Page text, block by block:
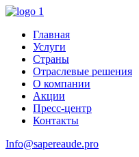
Главная
Услуги
Страны
Отраслевые решения
О компании
Акции
Пресс-центр
Контакты
Info@sapereaude.pro